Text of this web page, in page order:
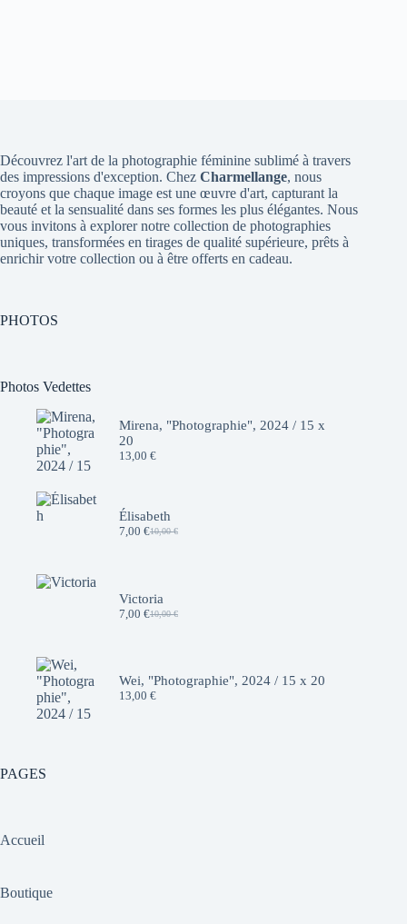
Découvrez l'art de la photographie féminine sublimé à travers
des impressions d'exception. Chez Charmellange, nous
croyons que chaque image est une œuvre d'art, capturant la
beauté et la sensualité dans ses formes les plus élégantes. Nous
vous invitons à explorer notre collection de photographies
uniques, transformées en tirages de qualité supérieure, prêts à
enrichir votre collection ou à être offerts en cadeau.
PHOTOS
Photos Vedettes
Mirena, "Photographie", 2024 / 15 x
20
13,00 €
Élisabeth
10,00€
Le
10,00 €.
7,00 €Le
7,00 €.
Victoria
10,00€
Le
10,00 €.
7,00 €Le
7,00 €.
Wei, "Photographie", 2024 / 15 x 20
13,00 €
PAGES
Accueil
Boutique